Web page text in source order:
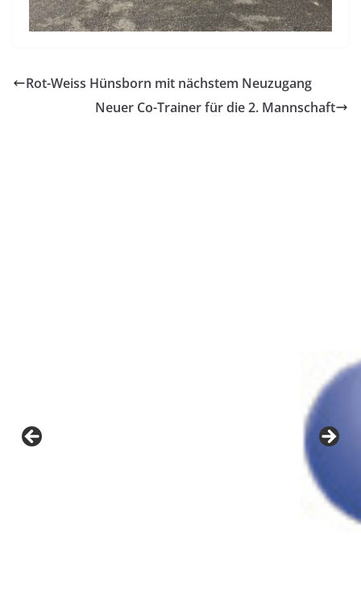
Rot-Weiss Hünsborn mit nächstem Neuzugang
Neuer Co-Trainer für die 2. Mannschaft